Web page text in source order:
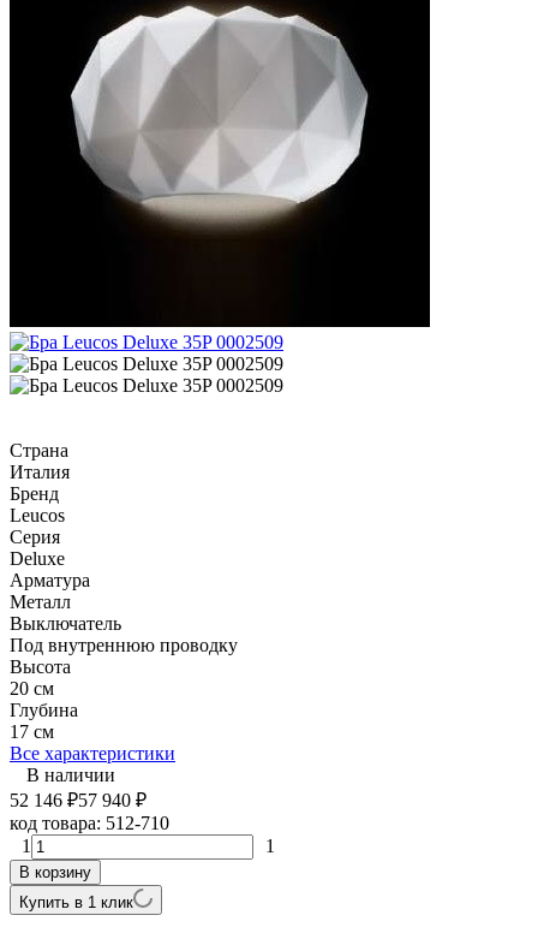
Страна
Италия
Бренд
Leucos
Серия
Deluxe
Арматура
Металл
Выключатель
Под внутреннюю проводку
Высота
20 см
Глубина
17 см
Все характеристики
В наличии
52 146 ₽57 940 ₽
код товара: 512-710
1
1
В корзину
Купить в 1 клик